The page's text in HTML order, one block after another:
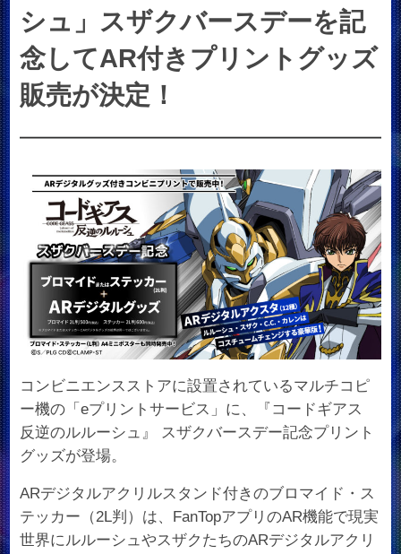
シュ」スザクバースデーを記
念してAR付きプリントグッズ
販売が決定！
コンビニエンスストアに設置されているマルチコピ
ー機の「eプリントサービス」に、『コードギアス
反逆のルルーシュ』 スザクバースデー記念プリント
グッズが登場。
ARデジタルアクリルスタンド付きのブロマイド・ス
テッカー（2L判）は、FanTopアプリのAR機能で現実
世界にルルーシュやスザクたちのARデジタルアクリ